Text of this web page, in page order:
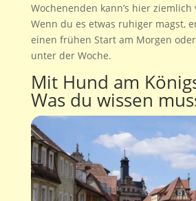
Wochenenden kann’s hier
Wenn du es etwas ruhiger magst,
einen frühen Start am Morgen
unter der Woche.
Mit Hund am
Was du wissen